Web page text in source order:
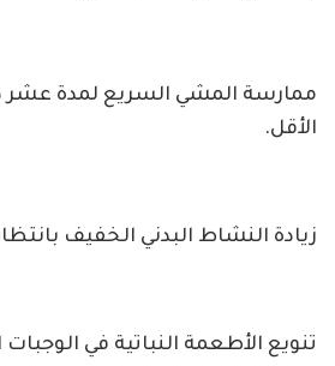
ممارسة المشي السريع لمدة عشر
الأقل.
زيادة النشاط البدني الخفيف
تنويع الأطعمة النباتية في